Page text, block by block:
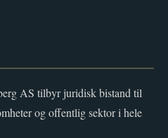
AS tilbyr juridisk bistand til
og offentlig sektor i hele